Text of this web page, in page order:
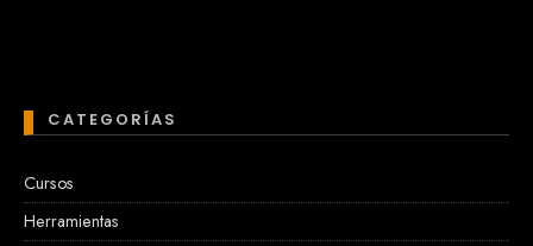
CATEGORÍAS
Cursos
Herramientas